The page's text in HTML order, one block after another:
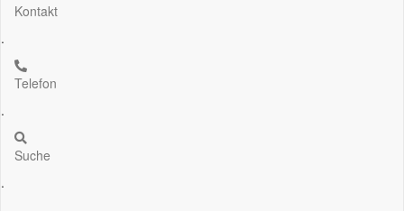
Kontakt
.
Telefon
.
Suche
.